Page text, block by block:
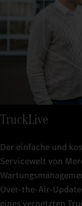
TruckLive
Der einfache und
Servicewelt von
Over-the-Air-
eines vernetzten